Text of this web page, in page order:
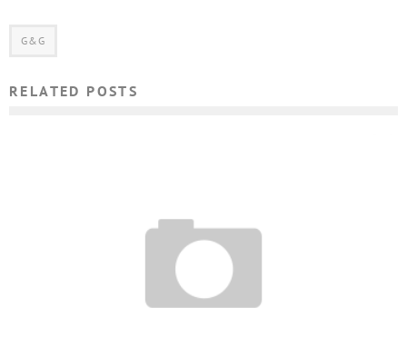
G&G
RELATED POSTS